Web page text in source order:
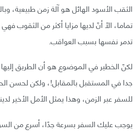
الثقب الأسود الهائل هو آلة زمن طبيعية،
تماما، الّا أنّ لديها مزايا أكثر من الثقوب
تدمر نفسها بسبب العواقب.
لكنّ الخطير في الموضوع هو أن الطريق إليها
جدا في المستقبل بالمقابل!، ولكن لحسن
للسفر عبر الزمن، وهذا يمثل الأمل الأخير
يوجب عليك السفر بسرعة جدًا، أسرع من